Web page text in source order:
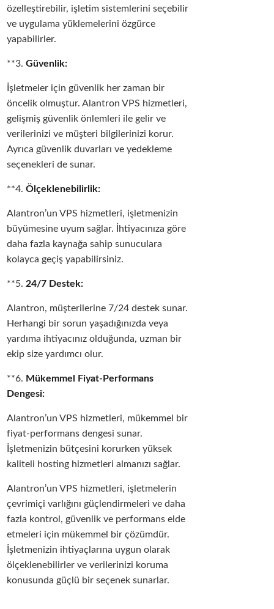
özelleştirebilir, işletim sistemlerini seçebilir
ve uygulama yüklemelerini özgürce
yapabilirler.
**3.Güvenlik:
İşletmeler için güvenlik her zaman bir
öncelik olmuştur. Alantron VPS hizmetleri,
gelişmiş güvenlik önlemleri ile gelir ve
verilerinizi ve müşteri bilgilerinizi korur.
Ayrıca güvenlik duvarları ve yedekleme
seçenekleri de sunar.
**4.Ölçeklenebilirlik:
Alantron’un VPS hizmetleri, işletmenizin
büyümesine uyum sağlar. İhtiyacınıza göre
daha fazla kaynağa sahip sunuculara
kolayca geçiş yapabilirsiniz.
**5. 24/7 Destek:
Alantron, müşterilerine 7/24 destek sunar.
Herhangi bir sorun yaşadığınızda veya
yardıma ihtiyacınız olduğunda, uzman bir
ekip size yardımcı olur.
**6. Mükemmel Fiyat-Performans
Dengesi:
Alantron’un VPS hizmetleri, mükemmel bir
fiyat-performans dengesi sunar.
İşletmenizin bütçesini korurken yüksek
kaliteli hosting hizmetleri almanızı sağlar.
Alantron’un VPS hizmetleri, işletmelerin
çevrimiçi varlığını güçlendirmeleri ve daha
fazla kontrol, güvenlik ve performans elde
etmeleri için mükemmel bir çözümdür.
İşletmenizin ihtiyaçlarına uygun olarak
ölçeklenebilirler ve verilerinizi koruma
konusunda güçlü bir seçenek sunarlar.